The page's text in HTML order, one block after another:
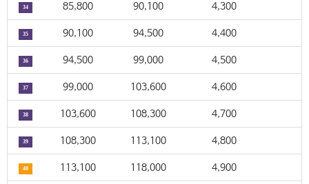
34 85,800 90,100 4,300
35 90,100 94,500 4,400
36 94,500 99,000 4,500
37 99,000 103,600 4,600
38 103,600 108,300 4,700
39 108,300 113,100 4,800
40 113,100 118,000 4,900